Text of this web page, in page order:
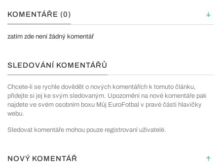
KOMENTÁŘE (0)
zatím zde není žádný komentář
SLEDOVÁNÍ KOMENTÁŘŮ
Chcete-li se rychle dovědět o nových komentářích k tomuto článku,
přidejte si jej ke svým sledovaným. Upozornění na nové komentáře pak
najdete ve svém osobním boxu Můj EuroFotbal v pravé části hlavičky
webu.
Sledovat komentáře mohou pouze registrovaní uživatelé.
NOVÝ KOMENTÁŘ